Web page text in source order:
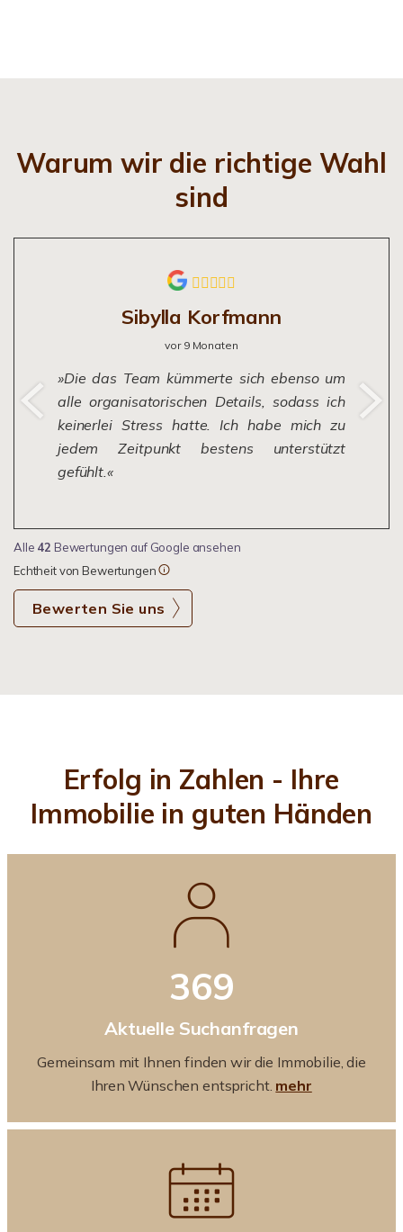
Warum wir die richtige Wahl
sind
Sibylla Korfmann
vor 9 Monaten
Die das Team kümmerte sich ebenso um
alle organisatorischen Details, sodass ich
keinerlei Stress hatte. Ich habe mich zu
jedem Zeitpunkt bestens unterstützt
gefühlt.
Alle 42 Bewertungen auf Google ansehen
Echtheit von Bewertungen
Bewerten Sie uns
Erfolg in Zahlen - Ihre
Immobilie in guten Händen
369
Aktuelle Suchanfragen
Gemeinsam mit Ihnen finden wir die Immobilie, die
Ihren Wünschen entspricht. mehr